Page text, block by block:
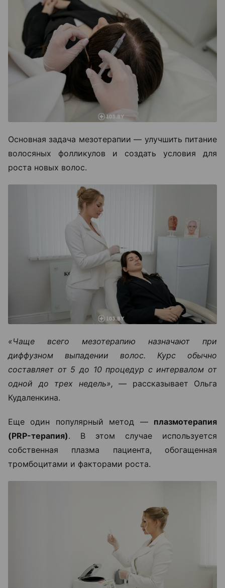
Основная задача мезотерапии — улучшить питание
волосяных фолликулов и создать условия для
роста новых волос.
«Чаще всего мезотерапию назначают при
диффузном выпадении волос. Курс обычно
составляет от 5 до 10 процедур с интервалом от
одной до трех недель», — рассказывает Ольга
Кудаленкина.
Еще один популярный метод — плазмотерапия
(PRP-терапия). В этом случае используется
собственная плазма пациента, обогащенная
тромбоцитами и факторами роста.